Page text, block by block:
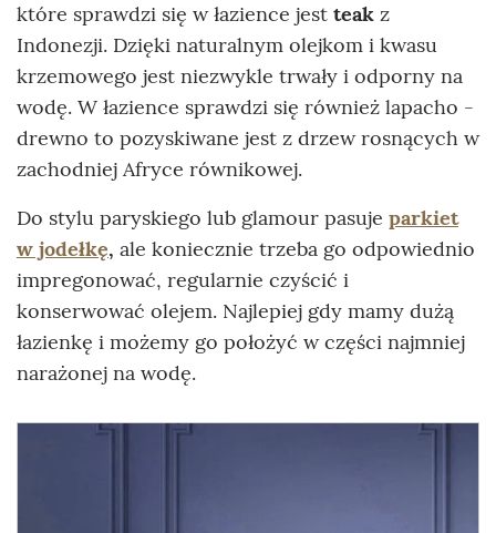
które sprawdzi się w łazience jest teak z
Indonezji. Dzięki naturalnym olejkom i kwasu
krzemowego jest niezwykle trwały i odporny na
wodę. W łazience sprawdzi się również lapacho -
drewno to pozyskiwane jest z drzew rosnących w
zachodniej Afryce równikowej.
Do stylu paryskiego lub glamour pasuje parkiet
w jodełkę, ale koniecznie trzeba go odpowiednio
impregonować, regularnie czyścić i
konserwować olejem. Najlepiej gdy mamy dużą
łazienkę i możemy go położyć w części najmniej
narażonej na wodę.